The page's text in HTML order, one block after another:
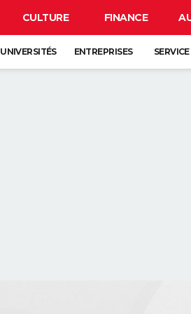
CULTURE FINANCE
UNIVERSITÉS ENTREPRISES